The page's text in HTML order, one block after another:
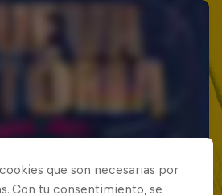
que son necesarias por
Con tu consentimiento, se